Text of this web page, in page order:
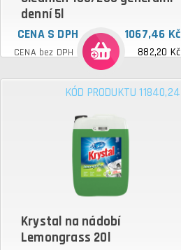
denní 5l
CENA S DPH 1067,46 Kč
CENA bez DPH 882,20 Kč
KÓD PRODUKTU 11840,24
Krystal na nádobí
Lemongrass 20l